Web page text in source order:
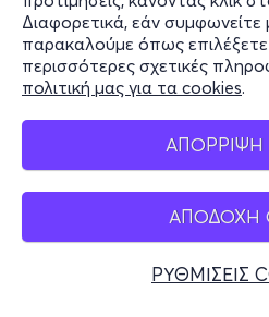
Διαφορετικά, εάν
παρακαλούμε όπως
περισσότερες σχετικές
πολιτική μας για τα cookies.
ΑΠΟΔΟΧΗ
ΡΥΘΜΙΣΕΙΣ
Stay Connected
Mobile app